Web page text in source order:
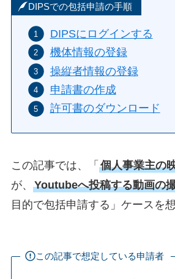
DIPSでの包括申請の手順
DIPSにログインする
機体情報の登録
操縦者情報の登録
申請書の作成
許可書のダウンロード
この記事では、「 個人事業主の
が、 Youtubeへ投稿する動画の
目的で包括申請する」ケースを
この記事で想定している申請者